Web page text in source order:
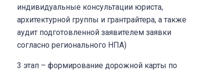
индивидуальные консультации юриста,
архитектурной группы и грантрайтера, а также
аудит подготовленной заявителем заявки
согласно регионального НПА)
3 этап – формирование дорожной карты по